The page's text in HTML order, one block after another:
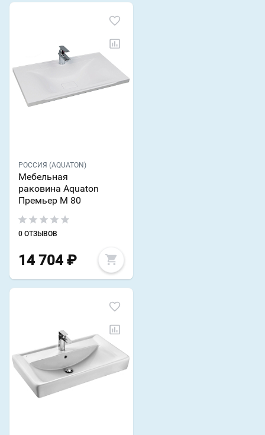
РОССИЯ (AQUATON)
Мебельная
раковина Aquaton
Премьер М 80
0 ОТЗЫВОВ
14 704 ₽